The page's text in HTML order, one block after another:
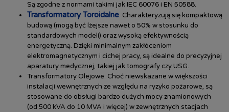
Są zgodne z normami takimi jak IEC 60076 i EN 50588.
Transformatory Toroidalne: Charakteryzują się kompaktową
budową (mogą być lżejsze nawet o 50% w stosunku do
standardowych modeli) oraz wysoką efektywnością
energetyczną. Dzięki minimalnym zakłóceniom
elektromagnetycznym i cichej pracy, są idealne do precyzyjnej
aparatury medycznej, takiej jak tomografy czy USG.
Transformatory Olejowe: Choć niewskazane w większości
instalacji wewnętrznych ze względu na ryzyko pożarowe, są
stosowane do obsługi bardzo dużych mocy znamionowych
(od 500 kVA do 10 MVA i więcej) w zewnętrznych stacjach